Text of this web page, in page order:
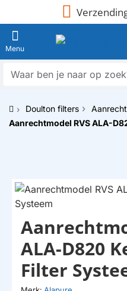
Waar
naar
oph
Doulton filters
Aanrechtmodel RVS ALA-
HUISMERK
ALA-D820
Filter